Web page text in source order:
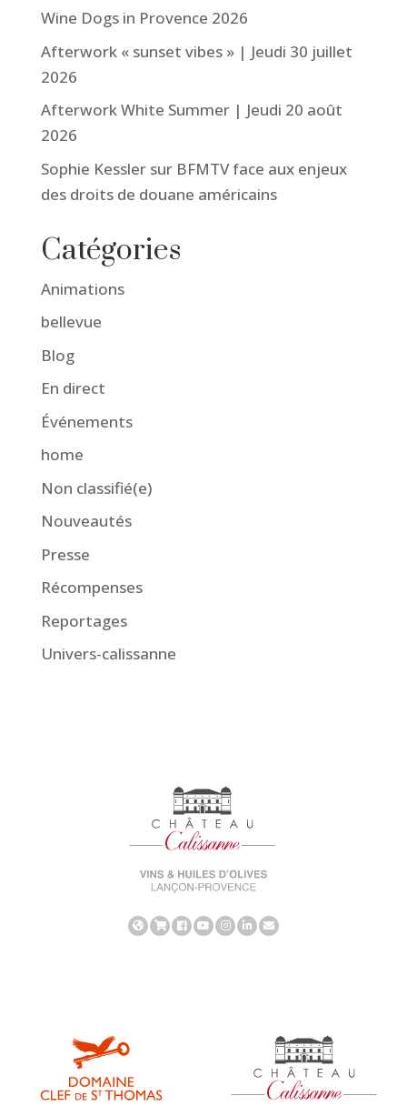
Wine Dogs in Provence 2026
Afterwork « sunset vibes » | Jeudi 30 juillet
2026
Afterwork White Summer | Jeudi 20 août
2026
Sophie Kessler sur BFMTV face aux enjeux
des droits de douane américains
Catégories
Animations
bellevue
Blog
En direct
Événements
home
Non classifié(e)
Nouveautés
Presse
Récompenses
Reportages
Univers-calissanne